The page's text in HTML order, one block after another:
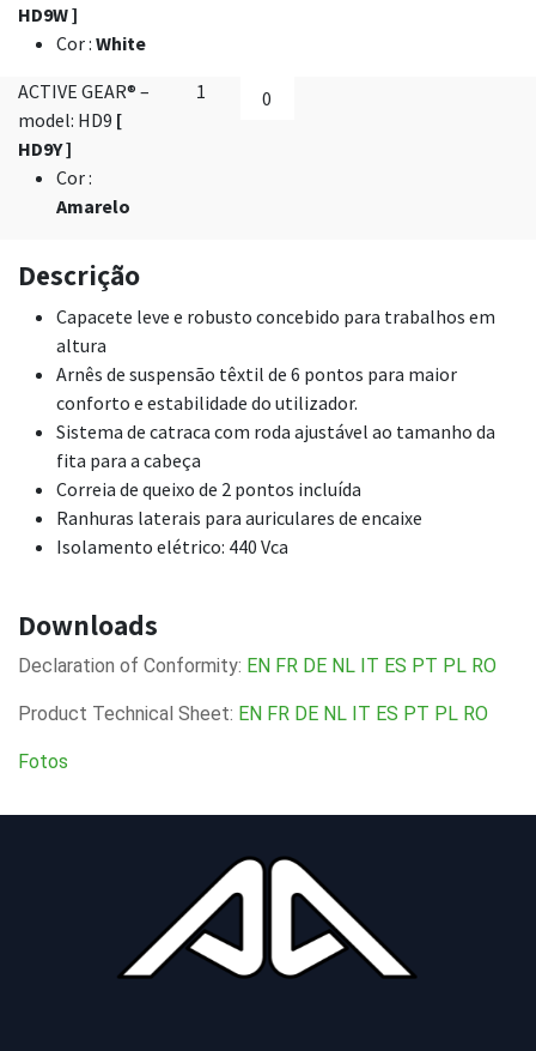
HD9W ]
Cor: White
ACTIVE GEAR® –
model: HD9 [
HD9Y ]
Cor:
Amarelo
1
Descrição
Capacete leve e robusto concebido para trabalhos em
altura
Arnês de suspensão têxtil de 6 pontos para maior
conforto e estabilidade do utilizador.
Sistema de catraca com roda ajustável ao tamanho da
fita para a cabeça
Correia de queixo de 2 pontos incluída
Ranhuras laterais para auriculares de encaixe
Isolamento elétrico: 440 Vca
Downloads
Declaration of Conformity: EN FR DE NL IT ES PT PL RO
Product Technical Sheet: EN FR DE NL IT ES PT PL RO
Fotos